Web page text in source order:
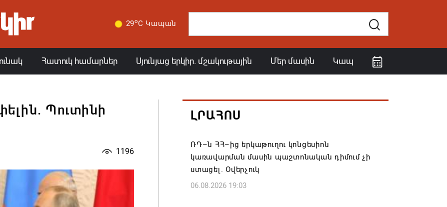
29oC Կապան
Հատուկ համարներ Սյունյաց երկիր. մշակութային Մեր մասին Կապ
Պուտինի
1196
ԼՐԱՀՈՍ
ՌԴ–ն ՀՀ–ից երկաթուղու կոնցեսիոն
կառավարման մասին պաշտոնական դիմում չի
ստացել. Օվերչուկ
06.08.2026 19:03